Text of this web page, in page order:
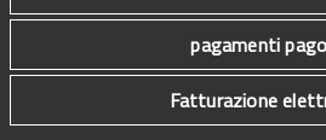
pagamenti
Fatturazione